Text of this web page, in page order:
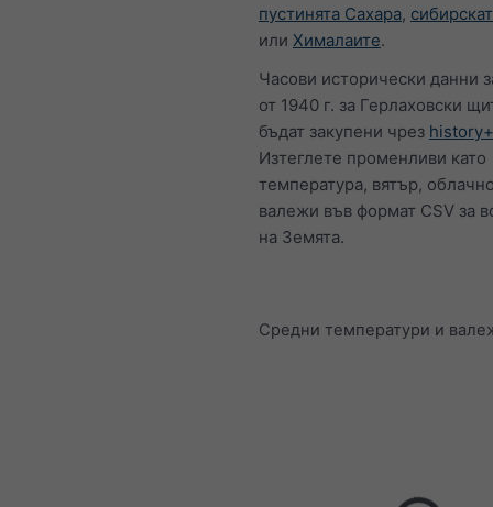
пустинята Сахара,
или Хималаите.
Часови исторически данни
от 1940 г. за Герлаховски
бъдат закупени чрез history+
Изтеглете променливи като
температура, вятър,
валежи във формат CSV за
на Земята.
Средни температури и